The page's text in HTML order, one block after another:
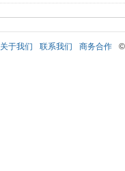
关于我们 联系我们 商务合作